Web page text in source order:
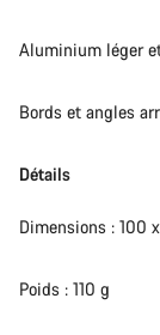
Aluminium léger
Bords et angles
Détails
Dimensions : 100
Poids : 110 g